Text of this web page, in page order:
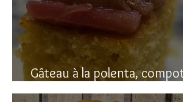
Gâteau à la polenta, compotée
de rhubarbe (sans gluten)